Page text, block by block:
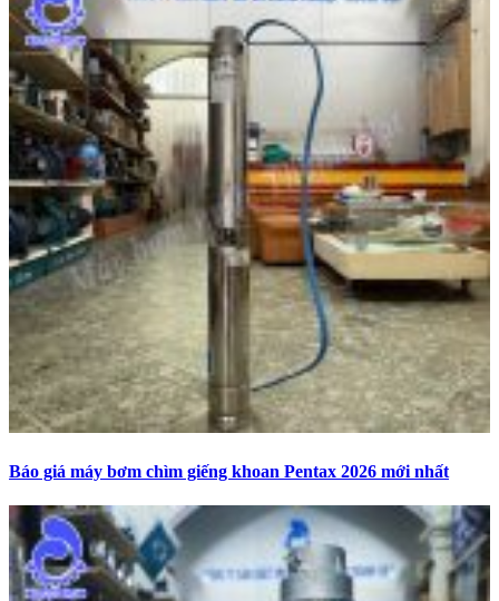
Báo giá máy bơm chìm giếng khoan Pentax 2026 mới nhất